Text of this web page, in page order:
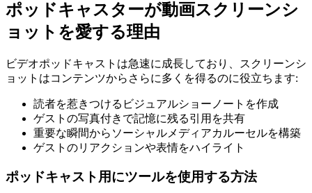
ポッドキャスターが動画スクリーンシ
ョットを愛する理由
ビデオポッドキャストは急速に成長しており、スクリーンシ
ョットはコンテンツからさらに多くを得るのに役立ちます:
読者を惹きつけるビジュアルショーノートを作成
ゲストの写真付きで記憶に残る引用を共有
重要な瞬間からソーシャルメディアカルーセルを構築
ゲストのリアクションや表情をハイライト
ポッドキャスト用にツールを使用する方法